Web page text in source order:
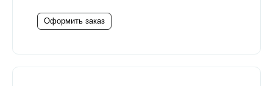
Оформить заказ